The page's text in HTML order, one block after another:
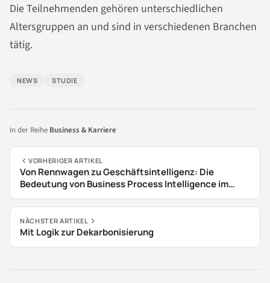
Die Teilnehmenden gehören unterschiedlichen
Altersgruppen an und sind in verschiedenen Branchen
tätig.
NEWS STUDIE
In der Reihe Business & Karriere
VORHERIGER ARTIKEL
Von Rennwagen zu Geschäftsintelligenz: Die
Bedeutung von Business Process Intelligence im
Rennsport
NÄCHSTER ARTIKEL
Mit Logik zur Dekarbonisierung